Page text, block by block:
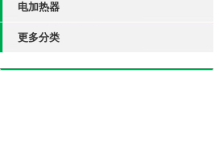
电加热器
更多分类